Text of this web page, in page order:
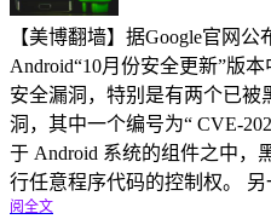
【美博翻墙】据Google官网
Android“10月份安全更新”版
安全漏洞，特别是有两个已被
洞，其中一个编号为“ CVE-
于 Android 系统的组件之中，
行任意程序代码的控制权。 另
阅全文